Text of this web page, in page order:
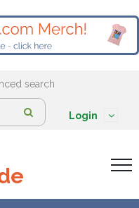
search
Login